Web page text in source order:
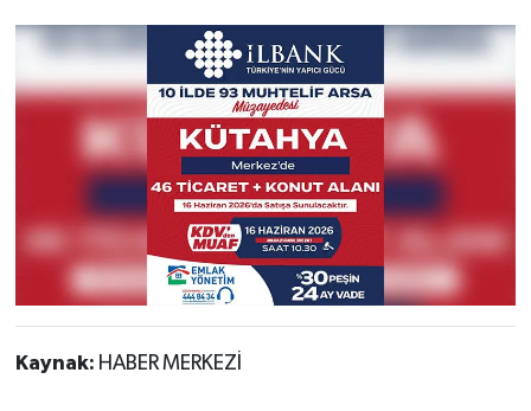
Kaynak: HABER MERKEZİ
Sağlık
Şaphane
Simav
Siyaset
Spor
Tavşanlı